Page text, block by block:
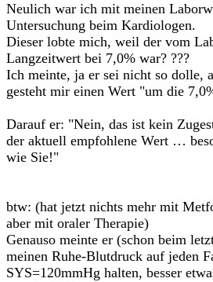
Neulich war ich mit meinen
Untersuchung beim Kardiologen.
Dieser lobte mich, weil der vom
Langzeitwert bei 7,0% war? ???
Ich meinte, ja er sei nicht so dolle,
gesteht mir einen Wert "um die
Darauf er: "Nein, das ist kein
der aktuell empfohlene Wert …
wie Sie!"
btw: (hat jetzt nichts mehr mit
aber mit oraler Therapie)
Genauso meinte er (schon beim
meinen Ruhe-Blutdruck auf jeden
SYS=120mmHg halten, besser